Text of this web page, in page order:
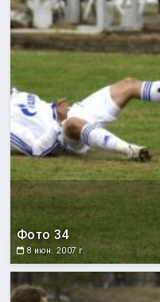
Фото 34
8 июн. 2007 г.